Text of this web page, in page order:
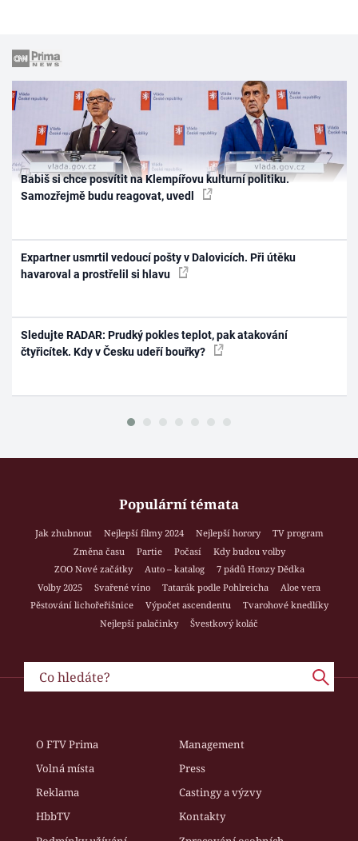
Babiš si chce posvítit na Klempířovu kulturní politiku.
Samozřejmě budu reagovat, uvedl
Expartner usmrtil vedoucí pošty v Dalovicích. Při útěku
havaroval a prostřelil si hlavu
Sledujte RADAR: Prudký pokles teplot, pak atakování
čtyřicítek. Kdy v Česku udeří bouřky?
Populární témata
Jak zhubnout Nejlepší filmy 2024 Nejlepší horory
TV program
Změna času
Partie Počasí
Kdy budou volby
ZOO Nové začátky
Auto – katalog
7 pádů Honzy Dědka
Volby 2025
Svařené víno Tatarák podle Pohlreicha
Aloe vera
Pěstování lichořeřišnice
Výpočet ascendentu
Tvarohové knedlíky
Nejlepší palačinky
Švestkový koláč
O FTV Prima
Management
Volná místa
Press
Reklama
Castingy a výzvy
HbbTV
Kontakty